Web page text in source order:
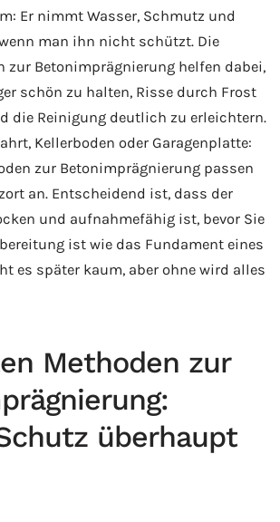
Er nimmt Wasser, Schmutz und
man ihn nicht schützt. Die
zur Betonimprägnierung helfen dabei,
schön zu halten, Risse durch Frost
die Reinigung deutlich zu erleichtern.
Kellerboden oder Garagenplatte:
zur Betonimprägnierung passen
an. Entscheidend ist, dass der
und aufnahmefähig ist, bevor Sie
ist wie das Fundament eines
es später kaum, aber ohne wird alles
Methoden zur
überhaupt